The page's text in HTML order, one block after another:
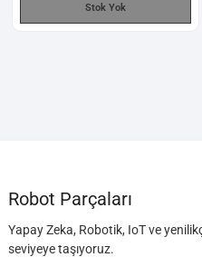
Stok Yok
Robot Parçaları
Yapay Zeka, Robotik, IoT ve
seviyeye taşıyoruz.